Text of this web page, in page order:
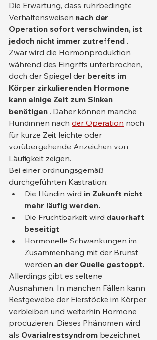
Die Erwartung, dass ruhrbedingte
Verhaltensweisen nach der
Operation sofort verschwinden, ist
jedoch nicht immer zutreffend .
Zwar wird die Hormonproduktion
während des Eingriffs unterbrochen,
doch der Spiegel der bereits im
Körper zirkulierenden Hormone
kann einige Zeit zum Sinken
benötigen . Daher können manche
Hündinnen nach der Operation noch
für kurze Zeit leichte oder
vorübergehende Anzeichen von
Läufigkeit zeigen.
Bei einer ordnungsgemäß
durchgeführten Kastration:
Die Hündin wird in Zukunft nicht
mehr läufig werden.
Die Fruchtbarkeit wird dauerhaft
beseitigt
Hormonelle Schwankungen im
Zusammenhang mit der Brunst
werden an der Quelle gestoppt.
Allerdings gibt es seltene
Ausnahmen. In manchen Fällen kann
Restgewebe der Eierstöcke im Körper
verbleiben und weiterhin Hormone
produzieren. Dieses Phänomen wird
als Ovarialrestsyndrom bezeichnet